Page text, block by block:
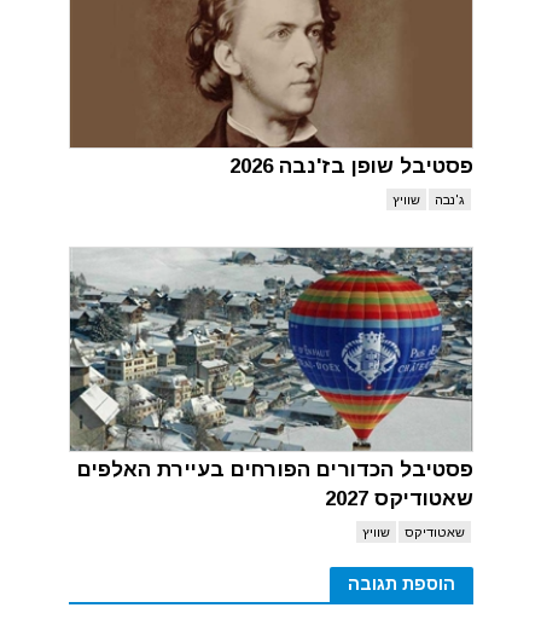
פסטיבל שופן בז'נבה 2026
ג'נבה שוויץ
פסטיבל הכדורים הפורחים בעיירת האלפים
שאטודיקס 2027
שאטודיקס שוויץ
הוספת תגובה